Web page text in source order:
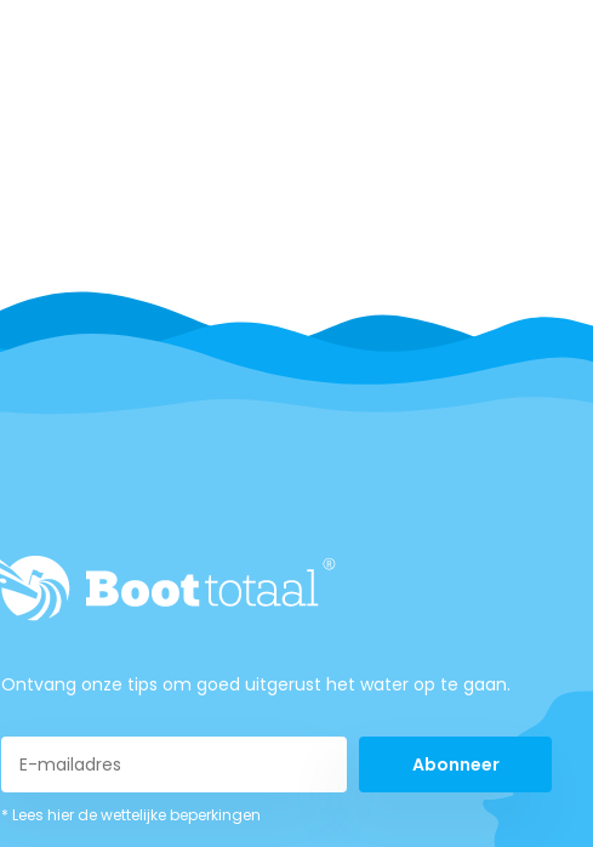
Ontvang onze tips om goed uitgerust het water op te gaan.
Abonneer
* Lees hier de wettelijke beperkingen